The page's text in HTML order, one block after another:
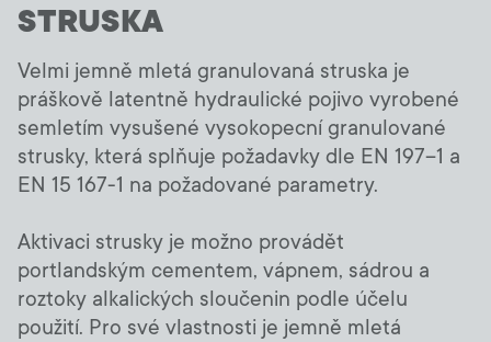
STRUSKA
Velmi jemně mletá granulovaná struska je
práškově latentně hydraulické pojivo vyrobené
semletím vysušené vysokopecní granulované
strusky, která splňuje požadavky dle EN 197–1 a
EN 15 167-1 na požadované parametry.
Aktivaci strusky je možno provádět
portlandským cementem, vápnem, sádrou a
roztoky alkalických sloučenin podle účelu
použití. Pro své vlastnosti je jemně mletá